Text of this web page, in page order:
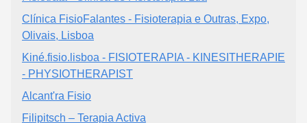
Clínica FisioFalantes - Fisioterapia e Outras, Expo,
Olivais, Lisboa
Kiné.fisio.lisboa - FISIOTERAPIA - KINESITHERAPIE
- PHYSIOTHERAPIST
Alcant'ra Fisio
Filipitsch – Terapia Activa